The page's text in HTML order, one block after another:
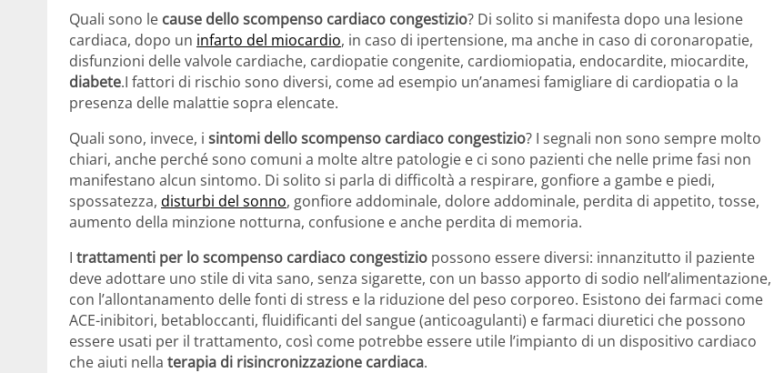
Quali sono le cause dello scompenso cardiaco congestizio? Di solito si manifesta dopo una lesione
cardiaca, dopo un infarto del miocardio, in caso di ipertensione, ma anche in caso di coronaropatie,
disfunzioni delle valvole cardiache, cardiopatie congenite, cardiomiopatia, endocardite, miocardite,
diabete.I fattori di rischio sono diversi, come ad esempio un’anamesi famigliare di cardiopatia o la
presenza delle malattie sopra elencate.
Quali sono, invece, i sintomi dello scompenso cardiaco congestizio? I segnali non sono sempre molto
chiari, anche perché sono comuni a molte altre patologie e ci sono pazienti che nelle prime fasi non
manifestano alcun sintomo. Di solito si parla di difficoltà a respirare, gonfiore a gambe e piedi,
spossatezza, disturbi del sonno, gonfiore addominale, dolore addominale, perdita di appetito, tosse,
aumento della minzione notturna, confusione e anche perdita di memoria.
I trattamenti per lo scompenso cardiaco congestizio possono essere diversi: innanzitutto il paziente
deve adottare uno stile di vita sano, senza sigarette, con un basso apporto di sodio nell’alimentazione,
con l’allontanamento delle fonti di stress e la riduzione del peso corporeo. Esistono dei farmaci come
ACE-inibitori, betabloccanti, fluidificanti del sangue (anticoagulanti) e farmaci diuretici che possono
essere usati per il trattamento, così come potrebbe essere utile l’impianto di un dispositivo cardiaco
che aiuti nella terapia di risincronizzazione cardiaca.